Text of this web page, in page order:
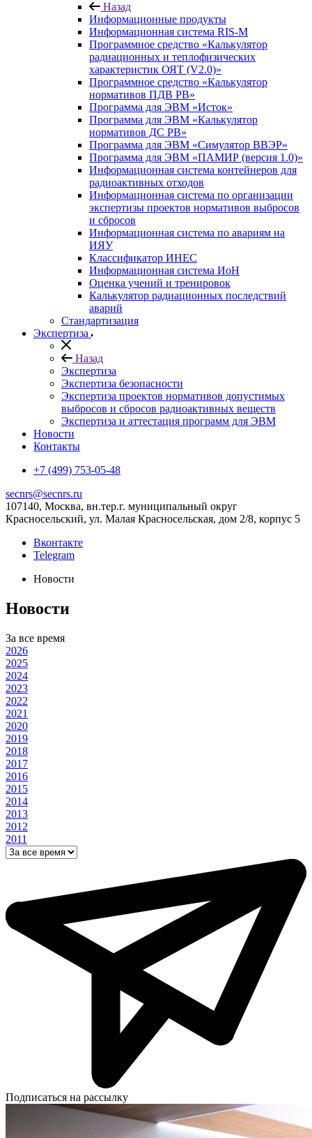
Назад
Информационные продукты
Информационная система RIS-M
Программное средство «Калькулятор
радиационных и теплофизических
характеристик ОЯТ (V2.0)»
Программное средство «Калькулятор
нормативов ПДВ РВ»
Программа для ЭВМ «Исток»
Программа для ЭВМ «Калькулятор
нормативов ДС РВ»
Программа для ЭВМ «Симулятор ВВЭР»
Программа для ЭВМ «ПАМИР (версия 1.0)»
Информационная система контейнеров для
радиоактивных отходов
Информационная система по организации
экспертизы проектов нормативов выбросов
и сбросов
Информационная система по авариям на
ИЯУ
Классификатор ИНЕС
Информационная система ИоН
Оценка учений и тренировок
Калькулятор радиационных последствий
аварий
Стандартизация
Экспертиза
Назад
Экспертиза
Экспертиза безопасности
Экспертиза проектов нормативов допустимых
выбросов и сбросов радиоактивных веществ
Экспертиза и аттестация программ для ЭВМ
Новости
Контакты
+7 (499) 753-05-48
secnrs@secnrs.ru
107140, Москва, вн.тер.г. муниципальный округ
Красносельский, ул. Малая Красносельская, дом 2/8, корпус 5
Вконтакте
Telegram
Новости
Новости
За все время
2026
2025
2024
2023
2022
2021
2020
2019
2018
2017
2016
2015
2014
2013
2012
2011
Подписаться на рассылку